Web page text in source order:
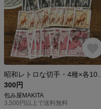
300円
包み屋MAKITA
3,500円以上で送料無料